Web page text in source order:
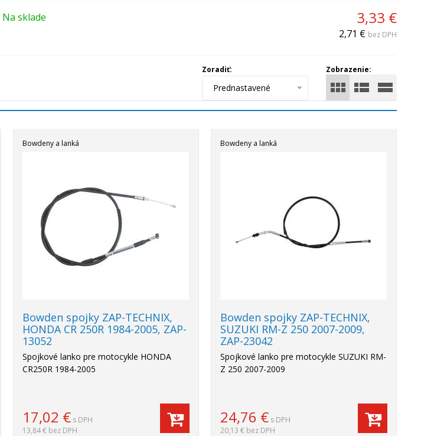
Na sklade
3,33 €
2,71 € bez DPH
Zobrazenie:
Zoradiť:
Prednastavené
Bowdeny a lanká
Bowden spojky ZAP-TECHNIX,
HONDA CR 250R 1984-2005, ZAP-
13052
Spojkové lanko pre motocykle HONDA
CR250R 1984-2005
17,02 € s DPH
13,84 € bez DPH
Bowdeny a lanká
Bowden spojky ZAP-TECHNIX,
SUZUKI RM-Z 250 2007-2009,
ZAP-23042
Spojkové lanko pre motocykle SUZUKI RM-
Z 250 2007-2009
24,76 € s DPH
20,13 € bez DPH